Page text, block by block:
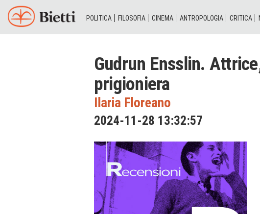
POLITICA FILOSOFIA CINEMA ANTROPOLOGIA CRITICA
Gudrun Ensslin.
prigioniera
Ilaria Floreano
2024-11-28 13:32:57